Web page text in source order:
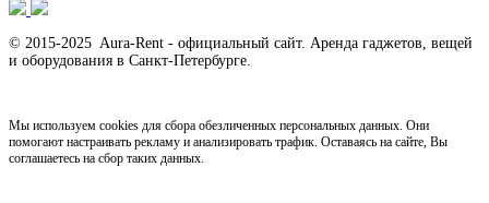
© 2015-2025 Aura-Rent - официальный сайт. Аренда гаджетов, вещей
и оборудования в Санкт-Петербурге.
Мы используем cookies для сбора обезличенных персональных данных. Они
помогают настраивать рекламу и анализировать трафик. Оставаясь на сайте, Вы
соглашаетесь на сбор таких данных.